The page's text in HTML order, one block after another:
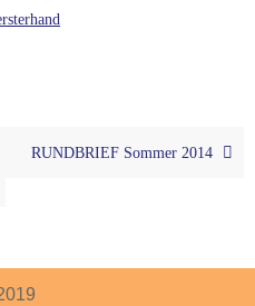
RUNDBRIEF Sommer 2014